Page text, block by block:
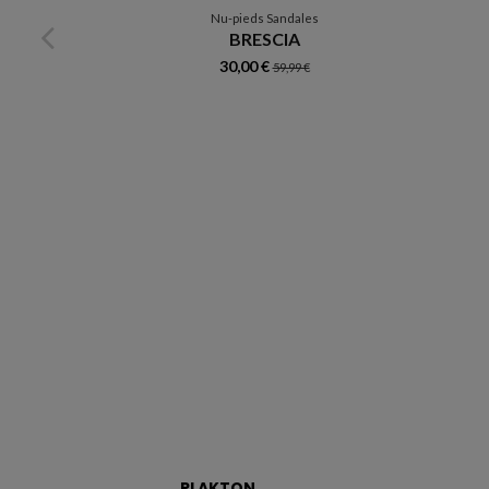
Nu-pieds Sandales
BRESCIA
30,00 €59,99 €